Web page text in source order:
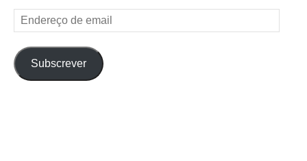
Endereço
de
Subscrever